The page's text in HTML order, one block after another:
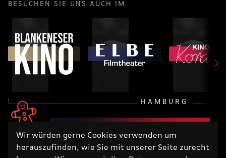
Wir würden gerne Cookies verwenden um
herauszufinden, wie Sie mit unserer Seite zurecht
BESUCHEN SIE UNS AUCH IM
HAMBURG
RECHTLICHES